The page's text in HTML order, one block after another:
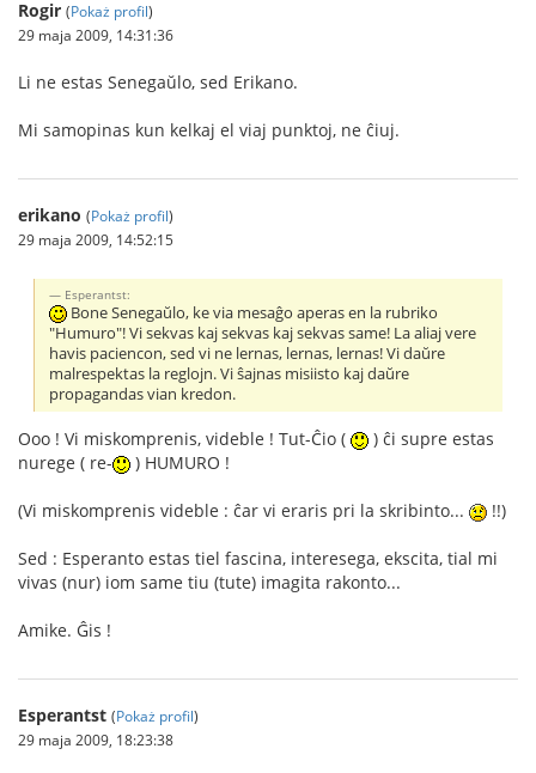
Rogir (Pokaż profil)
29 maja 2009, 14:31:36
Li ne estas Senegaŭlo, sed Erikano.
Mi samopinas kun kelkaj el viaj punktoj, ne ĉiuj.
erikano (Pokaż profil)
29 maja 2009, 14:52:15
Esperantst:
Bone Senegaŭlo, ke via mesaĝo aperas en la rubriko
"Humuro"! Vi sekvas kaj sekvas kaj sekvas same! La aliaj vere
havis paciencon, sed vi ne lernas, lernas, lernas! Vi daŭre
malrespektas la reglojn. Vi ŝajnas misiisto kaj daŭre
propagandas vian kredon.
Ooo ! Vi miskomprenis, videble ! Tut-Ĉio (
) ĉi supre estas
nurege ( re-
) HUMURO !
(Vi miskomprenis videble : ĉar vi eraris pri la skribinto... !!)
Sed : Esperanto estas tiel fascina, interesega, ekscita, tial mi
vivas (nur) iom same tiu (tute) imagita rakonto...
Amike. Ĝis !
Esperantst (Pokaż profil)
29 maja 2009, 18:23:38